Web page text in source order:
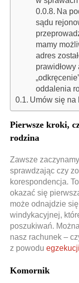
Na
sądu
mamy
adres
oddalenia
Umów się na
Pierwsze kroki,
rodzina
Zawsze
sprawdzając czy
korespondencja.
okazać się
może odnajdzie
windykacyjnej,
poszukiwań.
nasz rachunek –
z powodu
Komornik